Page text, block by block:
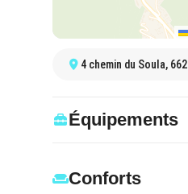
4 chemin du Soula,
Équipements
Conforts